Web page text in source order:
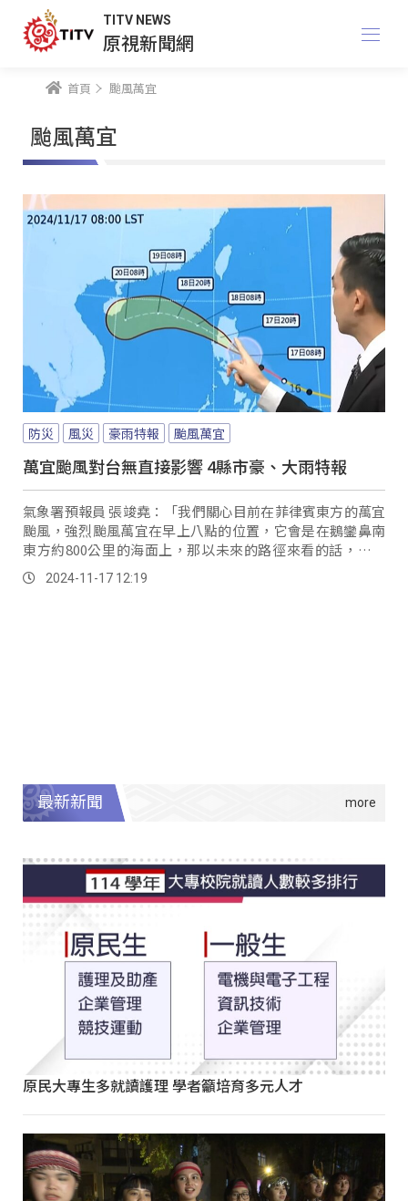
TITV NEWS
原視新聞網
首頁 颱風萬宜
颱風萬宜
防災 風災 豪雨特報 颱風萬宜
萬宜颱風對台無直接影響 4縣市豪、大雨特報
氣象署預報員 張竣堯：「我們關心目前在菲律賓東方的萬宜
颱風，強烈颱風萬宜在早上八點的位置，它會是在鵝鑾鼻南
東方約800公里的海面上，那以未來的路徑來看的話，今天
就有機會登陸呂宋島，周一至周二進入南海，...。
2024-11-17 12:19
最新新聞
原民大專生多就讀護理 學者籲培育多元人才